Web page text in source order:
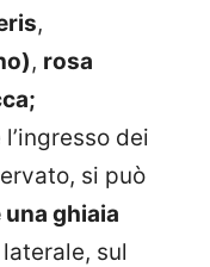
,
, rosa
dei
si può
ghiaia
sul